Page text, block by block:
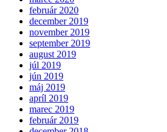
február 2020
december 2019
november 2019
september 2019
august 2019
júl 2019
jún 2019
máj 2019
apríl 2019
marec 2019
február 2019